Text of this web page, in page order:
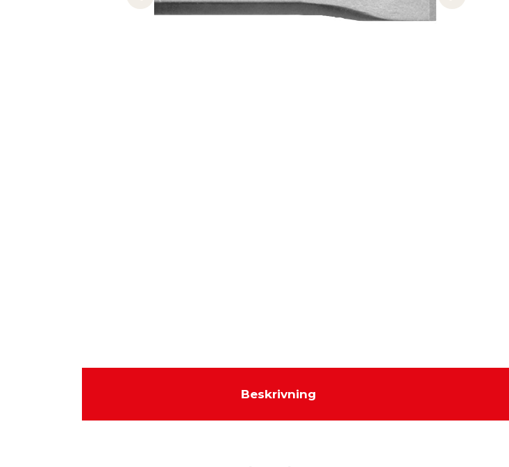
Previous slide Next slide
Beskrivning